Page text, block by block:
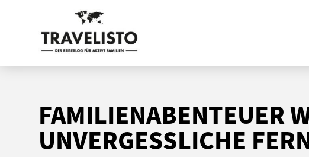
FAMILIENABENTEUER
UNVERGESSLICHE